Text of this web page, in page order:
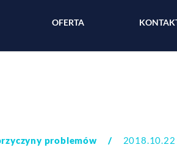
OFERTA
problemów / 2018.10.22